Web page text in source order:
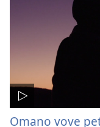
Omano vove